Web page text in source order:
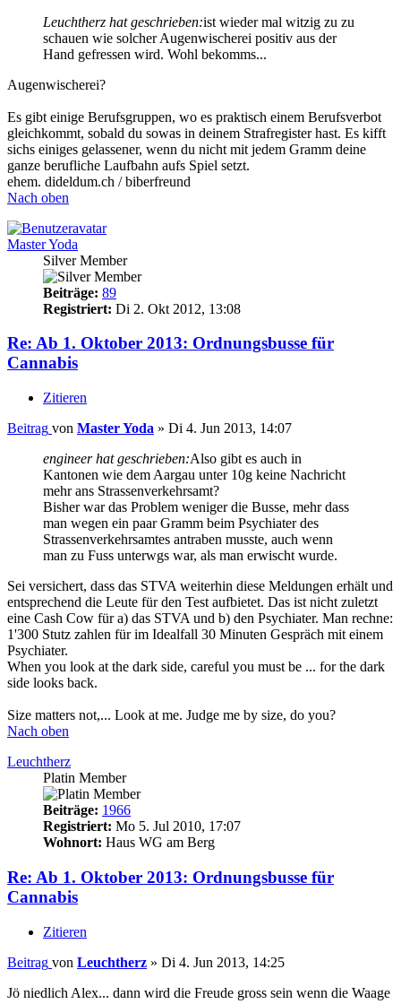
Leuchtherz hat geschrieben:ist wieder mal witzig zu zu
schauen wie solcher Augenwischerei positiv aus der
Hand gefressen wird. Wohl bekomms...
Augenwischerei?
Es gibt einige Berufsgruppen, wo es praktisch einem Berufsverbot
gleichkommt, sobald du sowas in deinem Strafregister hast. Es kifft
sichs einiges gelassener, wenn du nicht mit jedem Gramm deine
ganze berufliche Laufbahn aufs Spiel setzt.
ehem. dideldum.ch / biberfreund
Nach oben
Master Yoda
Silver Member
Beiträge: 89
Registriert: Di 2. Okt 2012, 13:08
Re: Ab 1. Oktober 2013: Ordnungsbusse für
Cannabis
Zitieren
Beitrag von Master Yoda » Di 4. Jun 2013, 14:07
engineer hat geschrieben:Also gibt es auch in
Kantonen wie dem Aargau unter 10g keine Nachricht
mehr ans Strassenverkehrsamt?
Bisher war das Problem weniger die Busse, mehr dass
man wegen ein paar Gramm beim Psychiater des
Strassenverkehrsamtes antraben musste, auch wenn
man zu Fuss unterwgs war, als man erwischt wurde.
Sei versichert, dass das STVA weiterhin diese Meldungen erhält und
entsprechend die Leute für den Test aufbietet. Das ist nicht zuletzt
eine Cash Cow für a) das STVA und b) den Psychiater. Man rechne:
1'300 Stutz zahlen für im Idealfall 30 Minuten Gespräch mit einem
Psychiater.
When you look at the dark side, careful you must be ... for the dark
side looks back.
Size matters not,... Look at me. Judge me by size, do you?
Nach oben
Leuchtherz
Platin Member
Beiträge: 1966
Registriert: Mo 5. Jul 2010, 17:07
Wohnort: Haus WG am Berg
Re: Ab 1. Oktober 2013: Ordnungsbusse für
Cannabis
Zitieren
Beitrag von Leuchtherz » Di 4. Jun 2013, 14:25
Jö niedlich Alex... dann wird die Freude gross sein wenn die Waage